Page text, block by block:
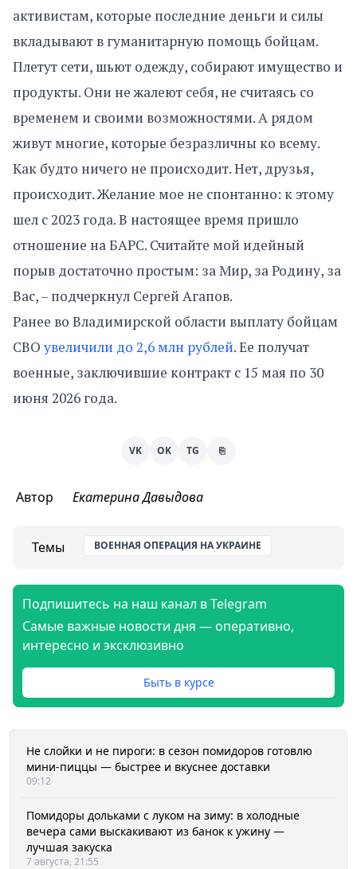
активистам, которые последние деньги и силы
вкладывают в гуманитарную помощь бойцам.
Плетут сети, шьют одежду, собирают имущество и
продукты. Они не жалеют себя, не считаясь со
временем и своими возможностями. А рядом
живут многие, которые безразличны ко всему.
Как будто ничего не происходит. Нет, друзья,
происходит. Желание мое не спонтанно: к этому
шел с 2023 года. В настоящее время пришло
отношение на БАРС. Считайте мой идейный
порыв достаточно простым: за Мир, за Родину, за
Вас, – подчеркнул Сергей Агапов.
Ранее во Владимирской области выплату бойцам
СВО увеличили до 2,6 млн рублей. Ее получат
военные, заключившие контракт с 15 мая по 30
июня 2026 года.
VK OK TG ⎘
Автор Екатерина Давыдова
Темы ВОЕННАЯ ОПЕРАЦИЯ НА УКРАИНЕ
Подпишитесь на наш канал в Telegram
Самые важные новости дня — оперативно,
интересно и эксклюзивно
Быть в курсе
Не слойки и не пироги: в сезон помидоров готовлю
мини-пиццы — быстрее и вкуснее доставки
09:12
Помидоры дольками с луком на зиму: в холодные
вечера сами выскакивают из банок к ужину —
лучшая закуска
7 августа, 21:55